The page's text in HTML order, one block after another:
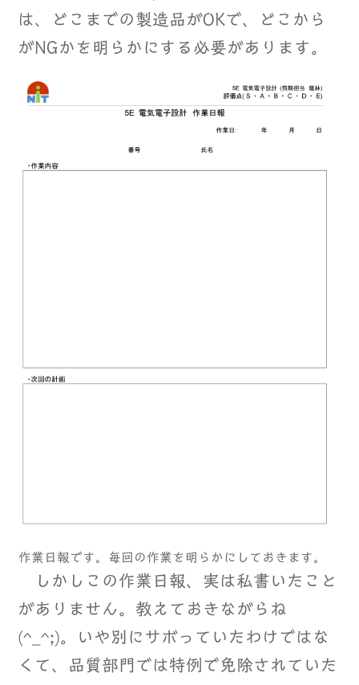
は、どこまでの製造品がOKで、どこから
がNGかを明らかにする必要があります。
作業日報です。毎回の作業を明らかにしておきます。
しかしこの作業日報、実は私書いたこと
がありません。教えておきながらね
(^_^;)。いや別にサボっていたわけではな
くて、品質部門では特例で免除されていた